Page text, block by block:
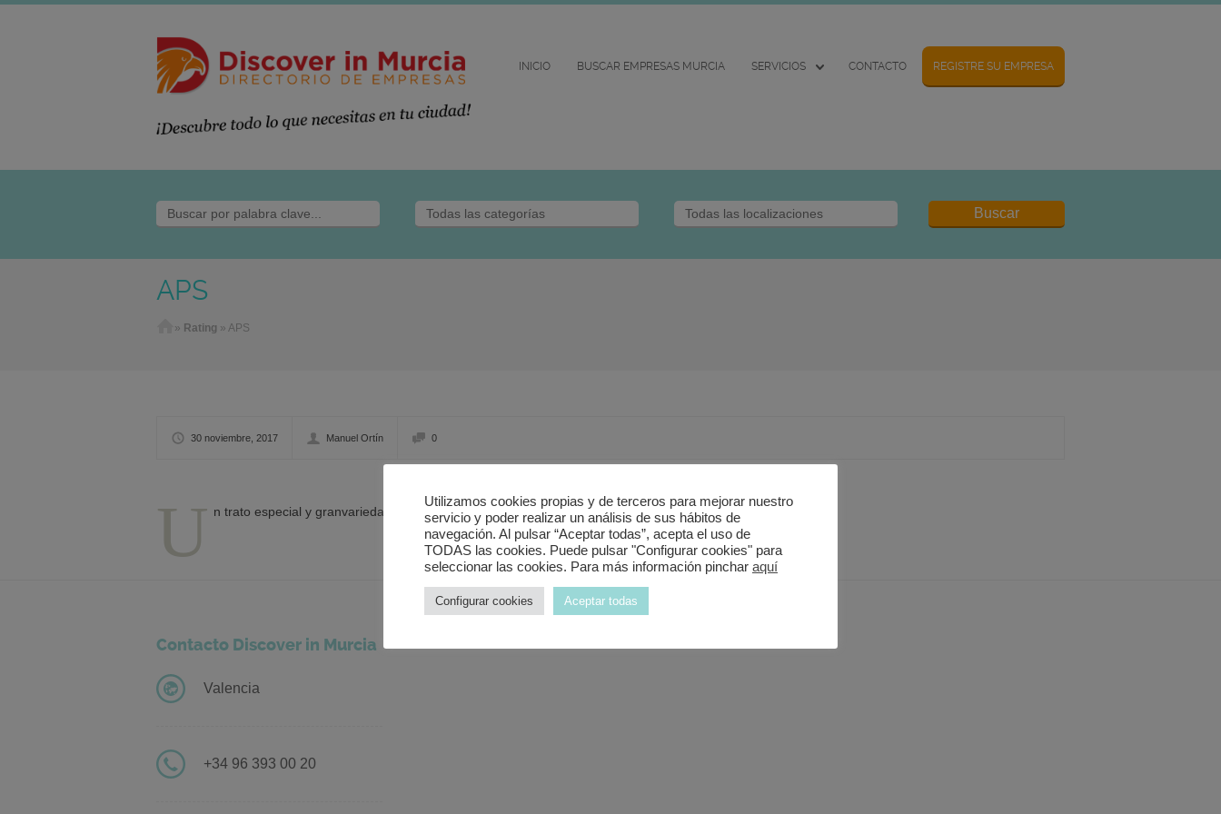
INICIO BUSCAR EMPRESAS MURCIA SERVICIOS CONTACTO REGISTRE SU EMPRESA
APS
Home
» Rating » APS
30 noviembre, 2017 Manuel Ortín 0
U n trato especial y granvariedad y calidad de tratamientos, repetiré.
Contacto Discover in Murcia
Valencia
+34 96 393 00 20
Utilizamos cookies propias y de terceros para mejorar nuestro
servicio y poder realizar un análisis de sus hábitos de
navegación. Al pulsar “Aceptar todas”, acepta el uso de
TODAS las cookies. Puede pulsar "Configurar cookies" para
seleccionar las cookies. Para más información pinchar aquí
Configurar cookies Aceptar todas